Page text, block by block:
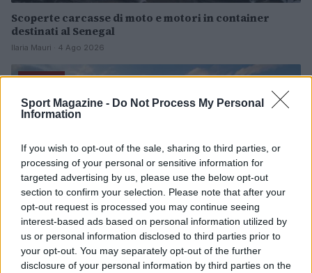
Sport Magazine - Do Not Process My Personal
Information
If you wish to opt-out of the sale, sharing to third parties, or
processing of your personal or sensitive information for
targeted advertising by us, please use the below opt-out
section to confirm your selection. Please note that after your
opt-out request is processed you may continue seeing
interest-based ads based on personal information utilized by
us or personal information disclosed to third parties prior to
your opt-out. You may separately opt-out of the further
disclosure of your personal information by third parties on the
Scoperte carcasse di moto e motori in container
destinati al Senegal
Ilaria Mauri · 4 Ago 2026
NOTIZIE